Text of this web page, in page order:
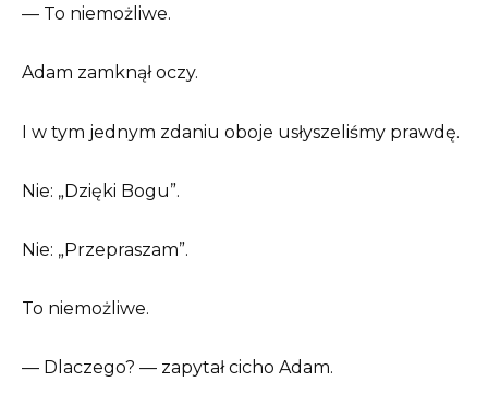
— To niemożliwe.
Adam zamknął oczy.
I w tym jednym zdaniu oboje usłyszeliśmy prawdę.
Nie: „Dzięki Bogu”.
Nie: „Przepraszam”.
To niemożliwe.
— Dlaczego? — zapytał cicho Adam.